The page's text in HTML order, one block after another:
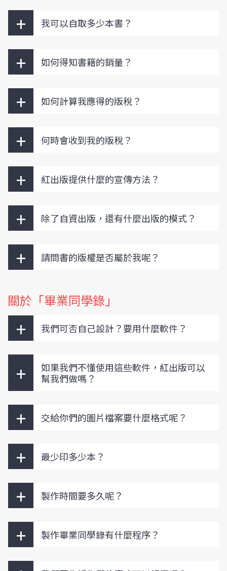
+ 我可以自取多少本書？
+ 如何得知書籍的銷量？
+ 如何計算我應得的版稅？
+ 何時會收到我的版稅？
+ 紅出版提供什麼的宣傳方法？
+ 除了自資出版，還有什麼出版的模式？
+ 請問書的版權是否屬於我呢？
關於「畢業同學錄」
+ 我們可否自己設計？要用什麼軟件？
+
如果我們不懂使用這些軟件，紅出版可以
幫我們做嗎？
+ 交給你們的圖片檔案要什麼格式呢？
+ 最少印多少本？
+ 製作時間要多久呢？
+ 製作畢業同學錄有什麼程序？